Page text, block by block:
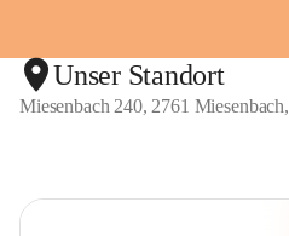
Unser Standort
Miesenbach 240, 2761